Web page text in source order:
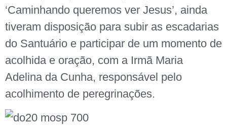
‘Caminhando queremos ver Jesus’, ainda
tiveram disposição para subir as escadarias
do Santuário e participar de um momento de
acolhida e oração, com a Irmã Maria
Adelina da Cunha, responsável pelo
acolhimento de peregrinações.